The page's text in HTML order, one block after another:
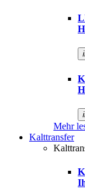
Mehr
Kalttransfer